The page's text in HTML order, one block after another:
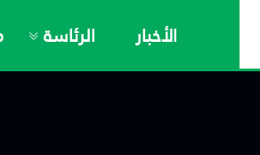
الأخبار الرئاسة